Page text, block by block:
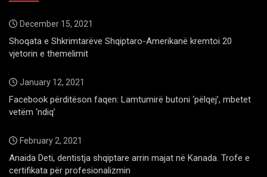
December 15, 2021
Shoqata e Shkrimtarëve Shqiptaro-Amerikanë kremtoi 20
vjetorin e themelimit
January 12, 2021
Facebook përditëson faqen: Lamtumirë butoni ‘pëlqej’, mbetet
vetëm ‘ndiq’
February 2, 2021
Anaida Deti, dentistja shqiptare arrin majat në Kanada. Trofe e
certifikata për profesionalizmin